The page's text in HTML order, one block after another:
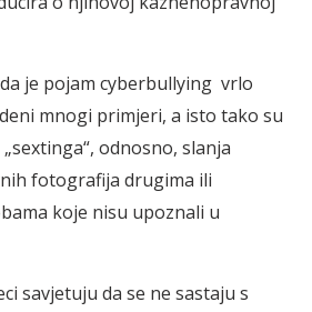
je pojam cyberbullying vrlo
mnogi primjeri, a isto tako su
odnosno, slanja
fotografija drugima ili
koje nisu upoznali u
savjetuju da se ne sastaju s